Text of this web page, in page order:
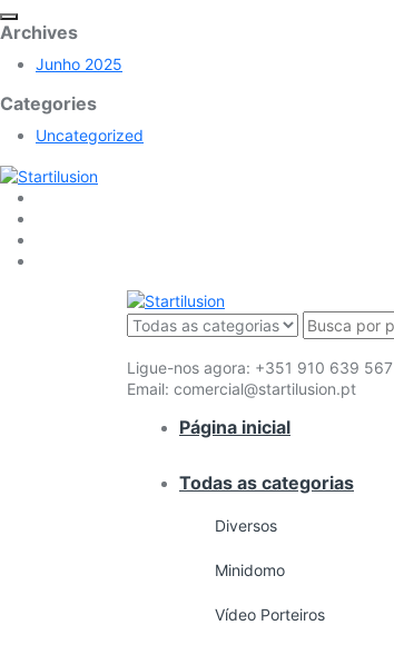
Archives
Junho 2025
Categories
Uncategorized
Ligue-nos agora: +351 910 639 567
Email: comercial@startilusion.pt
Página inicial
Todas as categorias
Diversos
Minidomo
Vídeo Porteiros